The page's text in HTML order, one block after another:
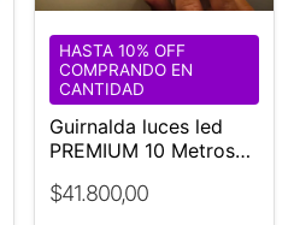
Guirnalda luces led
PREMIUM 10 Metros
$41.800,00
HASTA 10% OFF
COMPRANDO EN
CANTIDAD